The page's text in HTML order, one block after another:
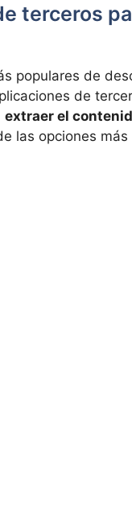
terceros
populares de
de
extraer el
las opciones